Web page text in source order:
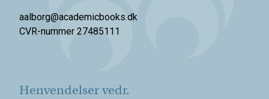
aalborg@academicbooks.dk
CVR-nummer 27485111
Henvendelser vedr.